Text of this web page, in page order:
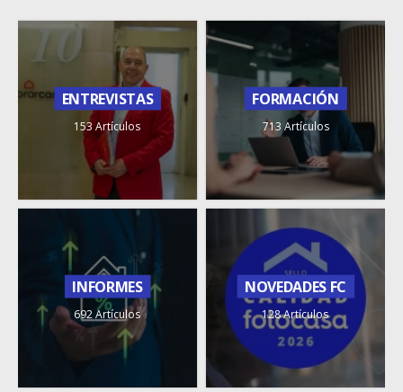
ENTREVISTAS
153 Artículos
FORMACIÓN
713 Artículos
INFORMES
692 Artículos
NOVEDADES FC
128 Artículos